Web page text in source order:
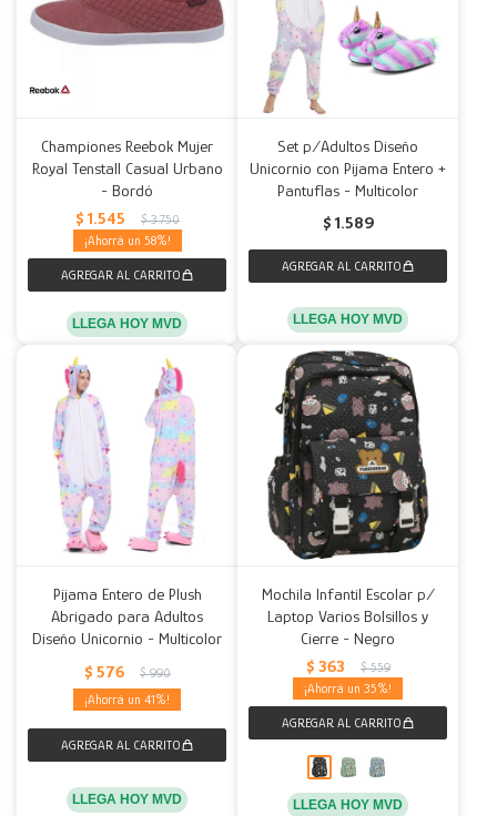
Championes Reebok Mujer
Royal Tenstall Casual Urbano
- Bordó
$ 1.545 $ 3.750
58
LLEGA HOY MVD
Set p/Adultos Diseño
Unicornio con Pijama Entero +
Pantuflas - Multicolor
$ 1.589
LLEGA HOY MVD
Pijama Entero de Plush
Abrigado para Adultos
Diseño Unicornio - Multicolor
$ 576 $ 990
41
LLEGA HOY MVD
Mochila Infantil Escolar p/
Laptop Varios Bolsillos y
Cierre - Negro
$ 363 $ 559
35
LLEGA HOY MVD